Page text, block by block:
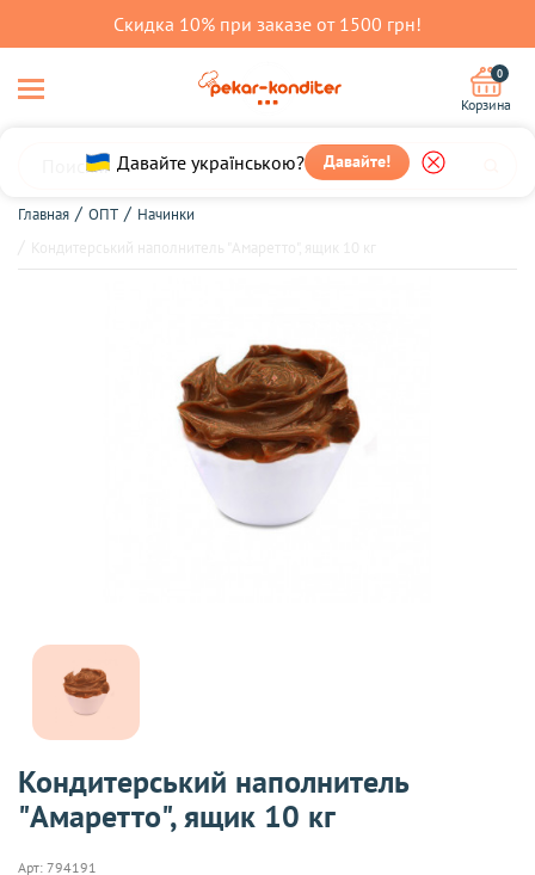
Скидка 10% при заказе от 1500 грн!
Давайте українською? Давайте!
0
Корзина
Главная ОПТ
Начинки
Кондитерський наполнитель
"Амаретто", ящик 10 кг
Арт: 794191